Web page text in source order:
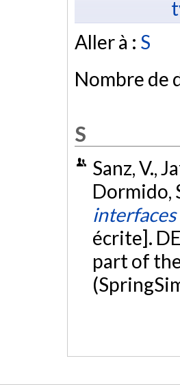
Aller à : S
Nombre de
S
Sanz, V.,
Dormido,
interfaces
écrite].
part of